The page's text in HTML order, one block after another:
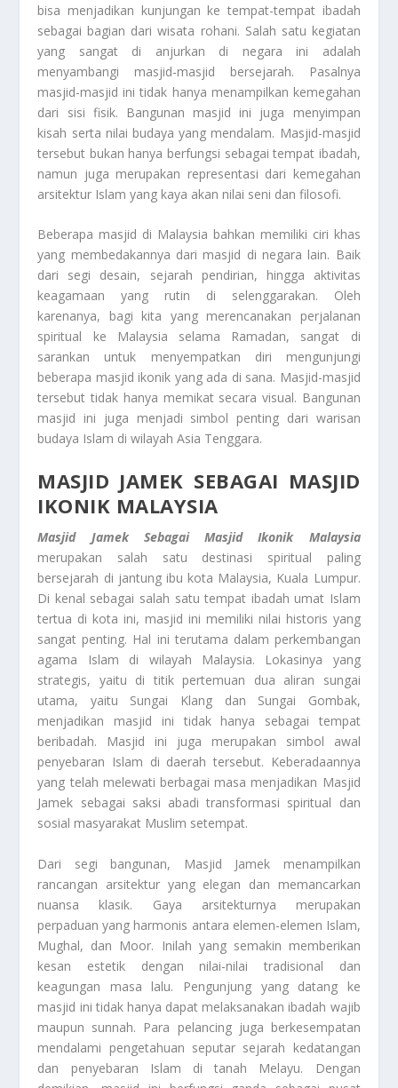
bisa menjadikan kunjungan ke tempat-tempat ibadah
sebagai bagian dari wisata rohani. Salah satu kegiatan
yang sangat di anjurkan di negara ini adalah
menyambangi masjid-masjid bersejarah. Pasalnya
masjid-masjid ini tidak hanya menampilkan kemegahan
dari sisi fisik. Bangunan masjid ini juga menyimpan
kisah serta nilai budaya yang mendalam. Masjid-masjid
tersebut bukan hanya berfungsi sebagai tempat ibadah,
namun juga merupakan representasi dari kemegahan
arsitektur Islam yang kaya akan nilai seni dan filosofi.
Beberapa masjid di Malaysia bahkan memiliki ciri khas
yang membedakannya dari masjid di negara lain. Baik
dari segi desain, sejarah pendirian, hingga aktivitas
keagamaan yang rutin di selenggarakan. Oleh
karenanya, bagi kita yang merencanakan perjalanan
spiritual ke Malaysia selama Ramadan, sangat di
sarankan untuk menyempatkan diri mengunjungi
beberapa masjid ikonik yang ada di sana. Masjid-masjid
tersebut tidak hanya memikat secara visual. Bangunan
masjid ini juga menjadi simbol penting dari warisan
budaya Islam di wilayah Asia Tenggara.
MASJID JAMEK SEBAGAI MASJID
IKONIK MALAYSIA
Masjid Jamek Sebagai Masjid Ikonik Malaysia
merupakan salah satu destinasi spiritual paling
bersejarah di jantung ibu kota Malaysia, Kuala Lumpur.
Di kenal sebagai salah satu tempat ibadah umat Islam
tertua di kota ini, masjid ini memiliki nilai historis yang
sangat penting. Hal ini terutama dalam perkembangan
agama Islam di wilayah Malaysia. Lokasinya yang
strategis, yaitu di titik pertemuan dua aliran sungai
utama, yaitu Sungai Klang dan Sungai Gombak,
menjadikan masjid ini tidak hanya sebagai tempat
beribadah. Masjid ini juga merupakan simbol awal
penyebaran Islam di daerah tersebut. Keberadaannya
yang telah melewati berbagai masa menjadikan Masjid
Jamek sebagai saksi abadi transformasi spiritual dan
sosial masyarakat Muslim setempat.
Dari segi bangunan, Masjid Jamek menampilkan
rancangan arsitektur yang elegan dan memancarkan
nuansa klasik. Gaya arsitekturnya merupakan
perpaduan yang harmonis antara elemen-elemen Islam,
Mughal, dan Moor. Inilah yang semakin memberikan
kesan estetik dengan nilai-nilai tradisional dan
keagungan masa lalu. Pengunjung yang datang ke
masjid ini tidak hanya dapat melaksanakan ibadah wajib
maupun sunnah. Para pelancing juga berkesempatan
mendalami pengetahuan seputar sejarah kedatangan
dan penyebaran Islam di tanah Melayu. Dengan